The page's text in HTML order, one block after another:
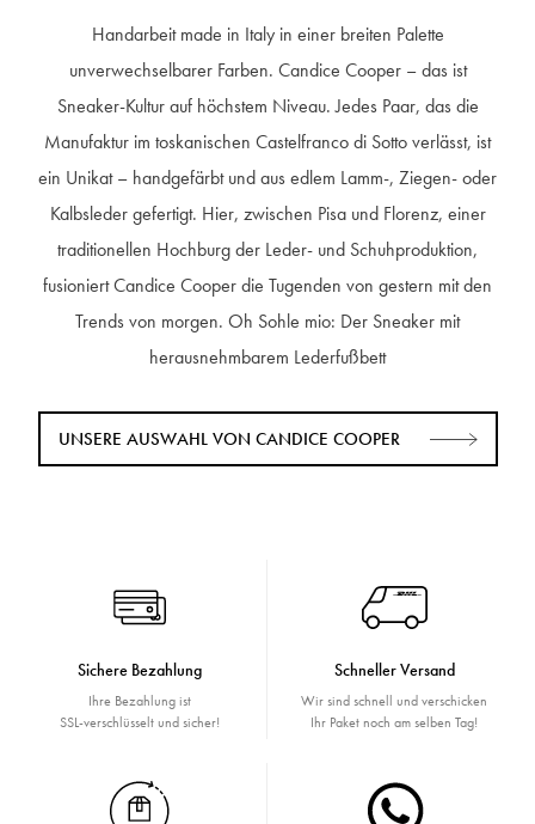
Handarbeit made in Italy in einer breiten Palette
unverwechselbarer Farben. Candice Cooper – das ist
Sneaker-Kultur auf höchstem Niveau. Jedes Paar, das die
Manufaktur im toskanischen Castelfranco di Sotto verlässt, ist
ein Unikat – handgefärbt und aus edlem Lamm-, Ziegen- oder
Kalbsleder gefertigt. Hier, zwischen Pisa und Florenz, einer
traditionellen Hochburg der Leder- und Schuhproduktion,
fusioniert Candice Cooper die Tugenden von gestern mit den
Trends von morgen. Oh Sohle mio: Der Sneaker mit
herausnehmbarem Lederfußbett
UNSERE AUSWAHL VON CANDICE COOPER
Sichere Bezahlung
Ihre Bezahlung ist
SSL-verschlüsselt und sicher!
Schneller Versand
Wir sind schnell und verschicken
Ihr Paket noch am selben Tag!